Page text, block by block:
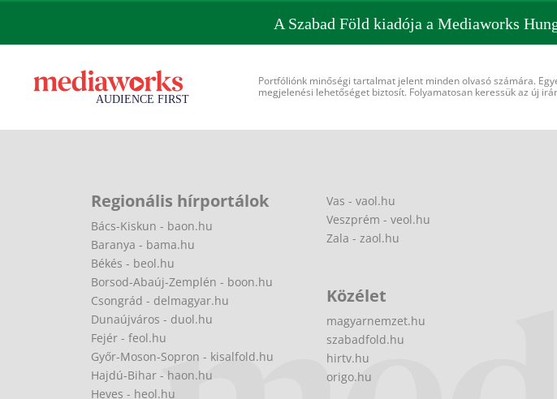
A Szabad Föld kiadója a Mediaworks
Portfóliónk minőségi tartalmat jelent minden olvasó számára.
megjelenési lehetőséget biztosít. Folyamatosan keressük az új
Regionális hírportálok
Bács-Kiskun - baon.hu
Baranya - bama.hu
Békés - beol.hu
Borsod-Abaúj-Zemplén - boon.hu
Csongrád - delmagyar.hu
Dunaújváros - duol.hu
Fejér - feol.hu
Győr-Moson-Sopron - kisalfold.hu
Hajdú-Bihar - haon.hu
Heves - heol.hu
Vas - vaol.hu
Veszprém - veol.hu
Zala - zaol.hu
Közélet
magyarnemzet.hu
szabadfold.hu
hirtv.hu
origo.hu